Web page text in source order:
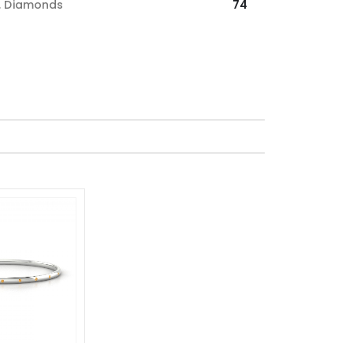
Diamonds 74